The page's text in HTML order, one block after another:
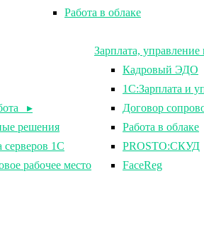
Работа в облаке
▸
решения
серверов 1С
рабочее место
Зарплата,
Кадровый ЭДО
1С:Зарплата и
Договор
Работа в облаке
PROSTO:СКУД
FaceReg